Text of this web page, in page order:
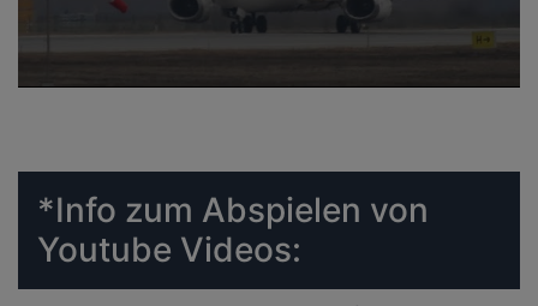
*Info zum Abspielen von
Youtube Videos: